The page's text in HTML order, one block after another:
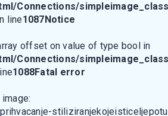
Connections/
line1087Notice
offset on value of type bool in
Connections/
1088Fatal error